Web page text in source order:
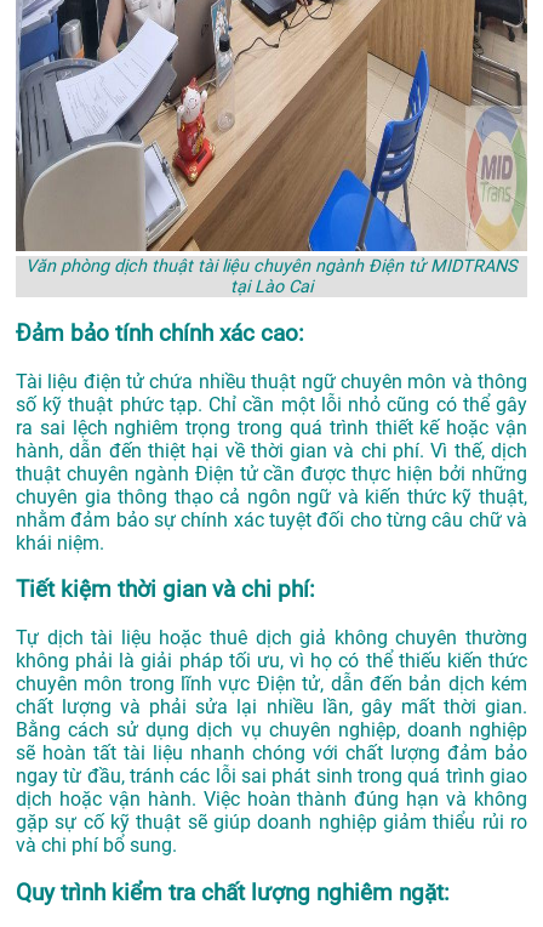
Văn phòng dịch thuật tài liệu chuyên ngành Điện tử MIDTRANS
tại Lào Cai
Đảm bảo tính chính xác cao:
Tài liệu điện tử chứa nhiều thuật ngữ chuyên môn và thông
số kỹ thuật phức tạp. Chỉ cần một lỗi nhỏ cũng có thể gây
ra sai lệch nghiêm trọng trong quá trình thiết kế hoặc vận
hành, dẫn đến thiệt hại về thời gian và chi phí. Vì thế, dịch
thuật chuyên ngành Điện tử cần được thực hiện bởi những
chuyên gia thông thạo cả ngôn ngữ và kiến thức kỹ thuật,
nhằm đảm bảo sự chính xác tuyệt đối cho từng câu chữ và
khái niệm.
Tiết kiệm thời gian và chi phí:
Tự dịch tài liệu hoặc thuê dịch giả không chuyên thường
không phải là giải pháp tối ưu, vì họ có thể thiếu kiến thức
chuyên môn trong lĩnh vực Điện tử, dẫn đến bản dịch kém
chất lượng và phải sửa lại nhiều lần, gây mất thời gian.
Bằng cách sử dụng dịch vụ chuyên nghiệp, doanh nghiệp
sẽ hoàn tất tài liệu nhanh chóng với chất lượng đảm bảo
ngay từ đầu, tránh các lỗi sai phát sinh trong quá trình giao
dịch hoặc vận hành. Việc hoàn thành đúng hạn và không
gặp sự cố kỹ thuật sẽ giúp doanh nghiệp giảm thiểu rủi ro
và chi phí bổ sung.
Quy trình kiểm tra chất lượng nghiêm ngặt: